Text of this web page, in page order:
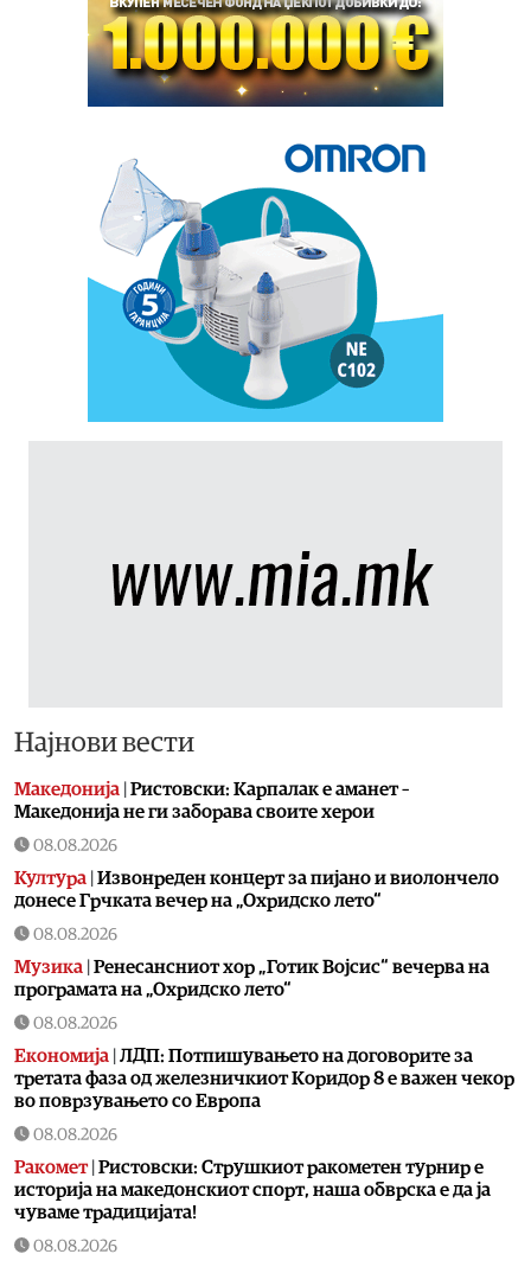
Најнови вести
Македонија Ристовски: Карпалак е аманет –
Македонија не ги заборава своите херои
08.08.2026
Култура Извонреден концерт за пијано и виолончело
донесе Грчката вечер на „Охридско лето“
08.08.2026
Музика Ренесансниот хор „Готик Војсис“ вечерва на
програмата на „Охридско лето“
08.08.2026
Економија ЛДП: Потпишувањето на договорите за
третата фаза од железничкиот Коридор 8 е важен чекор
во поврзувањето со Европа
08.08.2026
Ракомет| Ристовски: Струшкиот ракометен турнир е
историја на македонскиот спорт, наша обврска е да ја
чуваме традицијата!
08.08.2026